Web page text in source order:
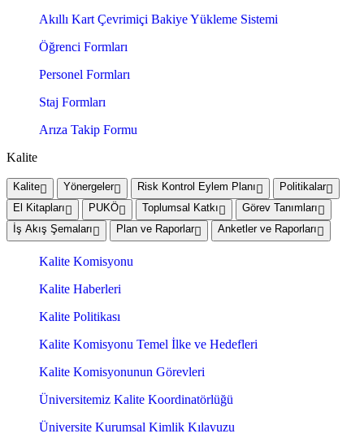
Akıllı Kart Çevrimiçi Bakiye Yükleme Sistemi
Öğrenci Formları
Personel Formları
Staj Formları
Arıza Takip Formu
Kalite
Kalite Yönergeler Risk Kontrol Eylem Planı
Politikalar
El Kitapları
PUKÖ Toplumsal Katkı
Görev Tanımları
İş Akış Şemaları
Plan ve Raporlar Anketler ve Raporları
Kalite Komisyonu
Kalite Haberleri
Kalite Politikası
Kalite Komisyonu Temel İlke ve Hedefleri
Kalite Komisyonunun Görevleri
Üniversitemiz Kalite Koordinatörlüğü
Üniversite Kurumsal Kimlik Kılavuzu